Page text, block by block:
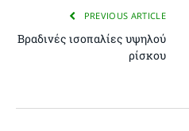
PREVIOUS ARTICLE
Βραδινές ισοπαλίες υψηλού
ρίσκου